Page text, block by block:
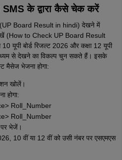
SMS के द्वारा कैसे चेक करें
(UP Board Result in hindi) देखने में
देखें (How to Check UP Board Result
यूपी बोर्ड रिजल्ट 2026 और कक्षा 12 यूपी
से देखने का विकल्प चुन सकते हैं। इसके
मैसेज भेजना होगा:
खोलें।
होगा:
Roll_Number
Roll_Number
भेजें।
10 वीं या 12 वीं को उसी नंबर पर एसएमएस